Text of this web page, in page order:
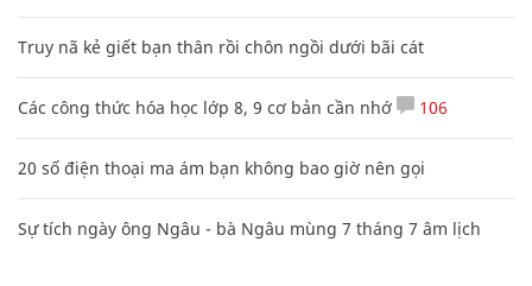
Truy nã kẻ giết bạn thân rồi chôn ngồi dưới bãi cát
Các công thức hóa học lớp 8, 9 cơ bản cần nhớ 106
20 số điện thoại ma ám bạn không bao giờ nên gọi
Sự tích ngày ông Ngâu - bà Ngâu mùng 7 tháng 7 âm lịch